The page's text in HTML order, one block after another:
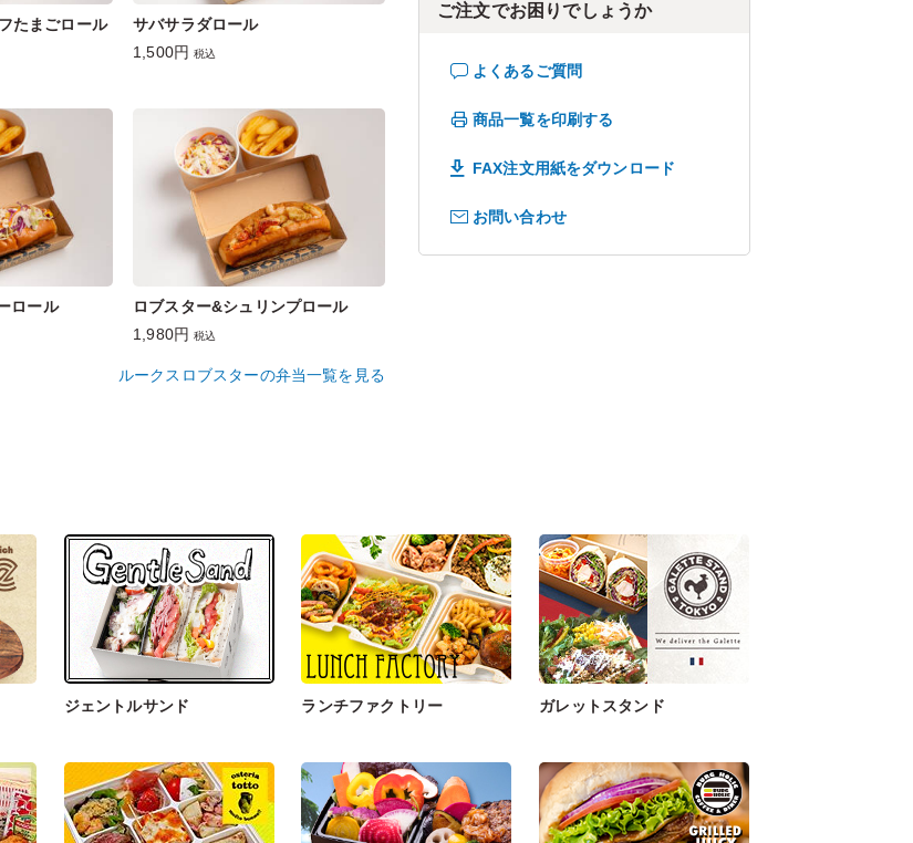
たまごロール
サバサラダロール
1,500円 税込
ロール
ロブスター&シュリンプロール
1,980円 税込
ルークスロブスターの弁当一覧を見る
ご注文でお困りでしょうか
よくあるご質問
商品一覧を印刷する
FAX注文用紙をダウンロード
お問い合わせ
ジェントルサンド ランチファクトリー ガレットスタンド